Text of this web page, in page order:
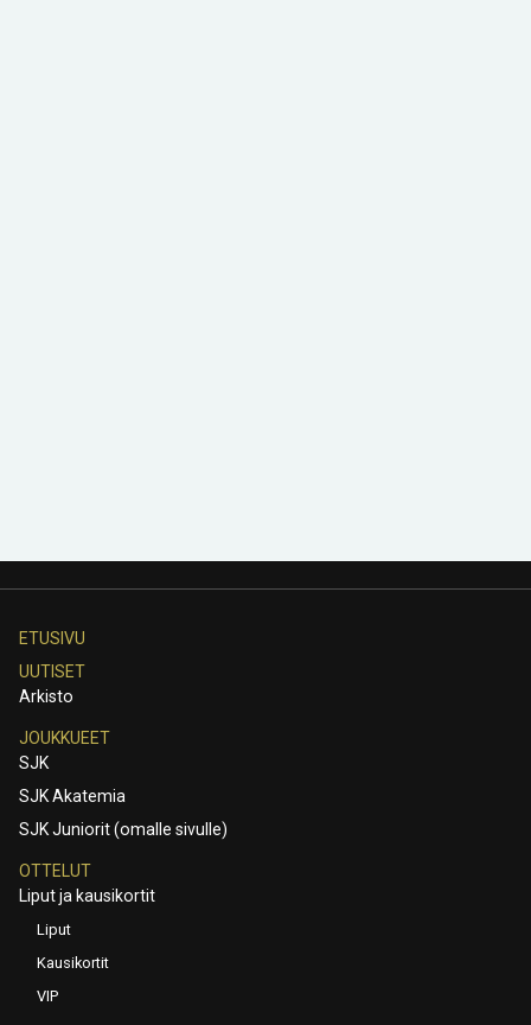
ETUSIVU
UUTISET
Arkisto
JOUKKUEET
SJK
SJK Akatemia
SJK Juniorit (omalle sivulle)
OTTELUT
Liput ja kausikortit
Liput
Kausikortit
VIP